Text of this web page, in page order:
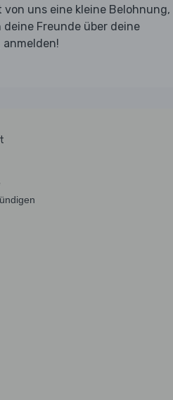
von uns eine kleine Belohnung,
deine Freunde über deine
anmelden!